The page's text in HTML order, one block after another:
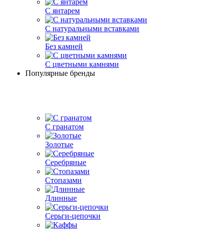
С янтарем
С натуральными вставками
Без камней
С цветными камнями
Популярные бренды
С гранатом
Золотые
Серебряные
Стопазами
Длинные
Серьги-цепочки